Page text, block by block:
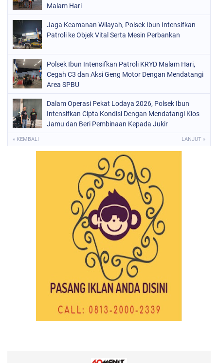
Malam Hari
Jaga Keamanan Wilayah, Polsek Ibun Intensifkan
Patroli ke Objek Vital Serta Mesin Perbankan
Polsek Ibun Intensifkan Patroli KRYD Malam Hari,
Cegah C3 dan Aksi Geng Motor Dengan Mendatangi
Area SPBU
Dalam Operasi Pekat Lodaya 2026, Polsek Ibun
Intensifkan Cipta Kondisi Dengan Mendatangi Kios
Jamu dan Beri Pembinaan Kepada Jukir
« KEMBALI LANJUT »